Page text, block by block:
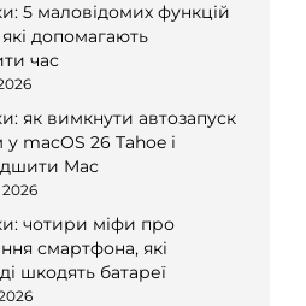
5 маловідомих функцій
допомагають
час
як вимкнути автозапуск
macOS 26 Tahoe і
Mac
2026
чотири міфи про
смартфона, які
шкодять батареї